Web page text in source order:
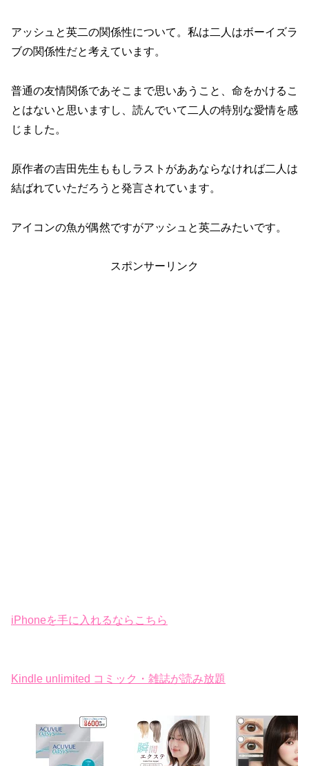
アッシュと英二の関係性について。私は二人はボーイズラ
ブの関係性だと考えています。
普通の友情関係であそこまで思いあうこと、命をかけるこ
とはないと思いますし、読んでいて二人の特別な愛情を感
じました。
原作者の吉田先生ももしラストがああならなければ二人は
結ばれていただろうと発言されています。
アイコンの魚が偶然ですがアッシュと英二みたいです。
スポンサーリンク
iPhoneを手に入れるならこちら
Kindle unlimited コミック・雑誌が読み放題